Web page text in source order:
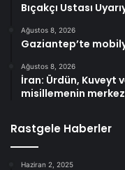
Bıçakçı Ustası
Ağustos 8, 2026
Gaziantep’te
Ağustos 8, 2026
İran: Ürdün, Kuveyt
misillemenin
Rastgele Haberler
Haziran 2, 2025